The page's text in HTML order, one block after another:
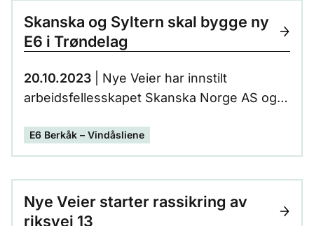
Skanska og Syltern skal bygge ny
E6 i Trøndelag
20.10.2023 | Nye Veier har innstilt
arbeidsfellesskapet Skanska Norge AS og
Rambøll, for prosjektering og bygging av ny
E6 mellom Berkåk og Vindåsliene i sørlige
del av Trøndelag.
E6 Berkåk – Vindåsliene
Nye Veier starter rassikring av
riksvei 13